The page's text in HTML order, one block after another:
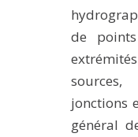
de
jonctions
général